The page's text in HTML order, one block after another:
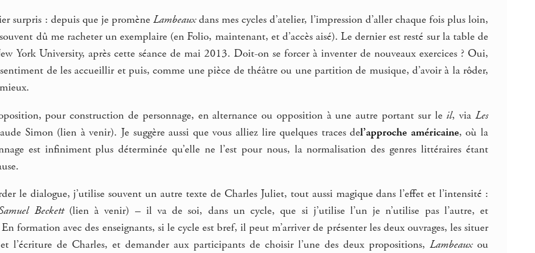
surpris : depuis que je promèneLambeauxdans mes cycles d’atelier, l’impression d’aller chaque fois plus loin,
dû me racheter un exemplaire (en Folio, maintenant, et d’accès aisé). Le dernier est resté sur la table de
York University, après cette séance de mai 2013. Doit-on se forcer à inventer de nouveaux exercices ? Oui,
de les accueillir et puis, comme une pièce de théâtre ou une partition de musique, d’avoir à la rôder,
pour construction de personnage, en alternance ou opposition à une autre portant sur le il, viaLes
Simon (lien à venir). Je suggère aussi que vous alliez lire quelques traces del’approche américaine, où la
est infiniment plus déterminée qu’elle ne l’est pour nous, la normalisation des genres littéraires étant
le dialogue, j’utilise souvent un autre texte de Charles Juliet, tout aussi magique dans l’effet et l’intensité :
Beckett(lien à venir) – il va de soi, dans un cycle, que si j’utilise l’un je n’utilise pas l’autre, et
formation avec des enseignants, si le cycle est bref, il peut m’arriver de présenter les deux ouvrages, les situer
l’écriture de Charles, et demander aux participants de choisir l’une des deux propositions,Lambeauxou